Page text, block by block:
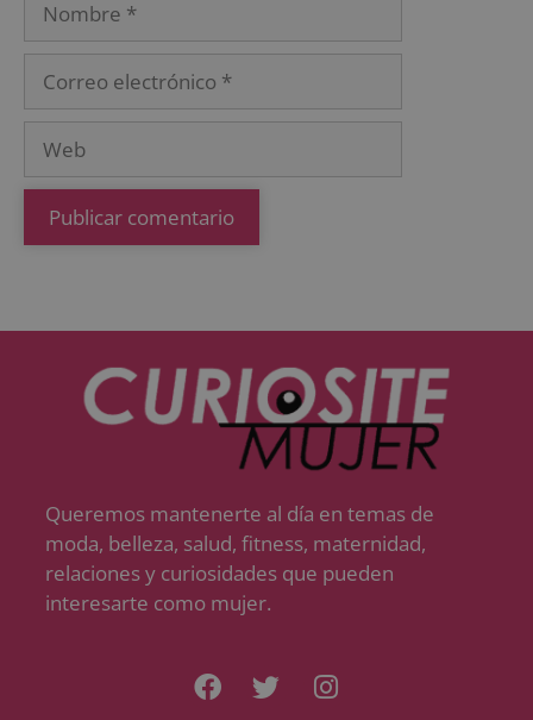
Queremos mantenerte al día en temas de
moda, belleza, salud, fitness, maternidad,
relaciones y curiosidades que pueden
interesarte como mujer.